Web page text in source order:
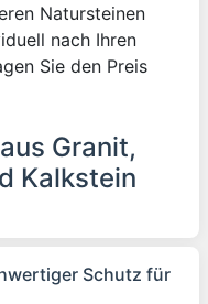
Natursteinen
nach Ihren
Sie den Preis
Granit,
Kalkstein
Schutz für